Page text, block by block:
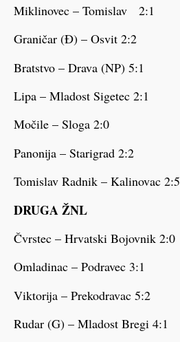
Miklinovec – Tomislav 2:1
Graničar (Đ) – Osvit 2:2
Bratstvo – Drava (NP) 5:1
Lipa – Mladost Sigetec 2:1
Močile – Sloga 2:0
Panonija – Starigrad 2:2
Tomislav Radnik – Kalinovac 2:5
DRUGA ŽNL
Čvrstec – Hrvatski Bojovnik 2:0
Omladinac – Podravec 3:1
Viktorija – Prekodravac 5:2
Rudar (G) – Mladost Bregi 4:1